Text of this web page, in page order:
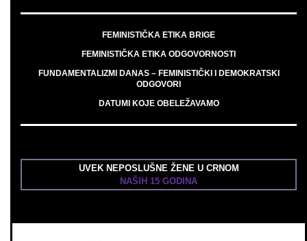
FEMINISTIČKA ETIKA BRIGE
FEMINISTIČKA ETIKA ODGOVORNOSTI
FUNDAMENTALIZMI DANAS – FEMINISTIČKI I DEMOKRATSKI
ODGOVORI
DATUMI KOJE OBELEŽAVAMO
UVEK NEPOSLUŠNE ŽENE U CRNOM
NAŠIH 15 GODINA